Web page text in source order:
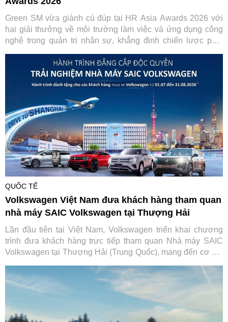
Green SM vừa giành cú đúp tại HR Asia Awards 2026 với
hai giải thưởng về môi trường làm việc và ứng dụng công
nghệ trong quản trị nhân sự, khẳng định chiến lược phát
QUỐC TẾ
Volkswagen Việt Nam đưa khách hàng tham quan
nhà máy SAIC Volkswagen tại Thượng Hải
Lần đầu tiên tại Việt Nam, Volkswagen triển khai chương
trình đưa khách hàng trực tiếp tham quan Nhà máy SAIC
Volkswagen tại Thượng Hải (Trung Quốc), mang đến cơ hội
sau mỗi chiếc xe của thương hiệu Đức.